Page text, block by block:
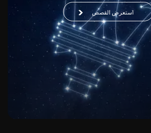
استعرض القصص